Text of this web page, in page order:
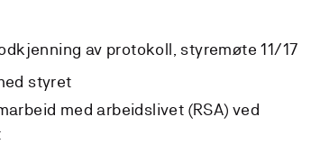
av protokoll, styremøte 11/17
styret
med arbeidslivet (RSA) ved